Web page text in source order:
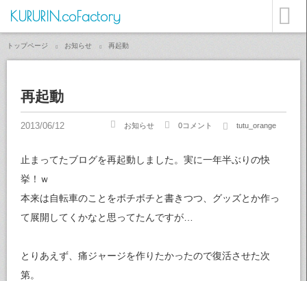
KURURIN.coFactory
トップページ お知らせ 再起動
再起動
お知らせ 0コメント tutu_orange
止まってたブログを再起動しました。実に一年半ぶりの快
挙！ｗ
本来は自転車のことをボチボチと書きつつ、グッズとか作っ
て展開してくかなと思ってたんですが…
とりあえず、痛ジャージを作りたかったので復活させた次
第。